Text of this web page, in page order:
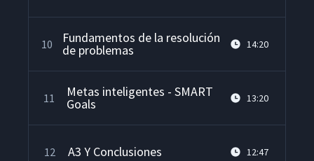
10 Fundamentos de la resolución
de problemas 14:20
11 Metas inteligentes - SMART
Goals 13:20
12 A3 Y Conclusiones 12:47